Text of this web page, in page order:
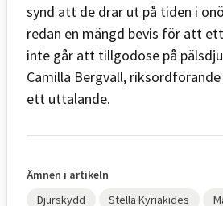
synd att de drar ut på tiden i
redan en mängd bevis för att
inte går att tillgodose på
Camilla Bergvall,
ett uttalande.
Ämnen i artikeln
Djurskydd
Stella Kyriakides